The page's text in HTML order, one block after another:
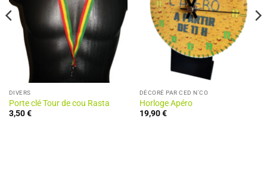
DIVERS
Porte clé Tour de cou Rasta
3,50€
DÉCORÉ PAR CED N'CO
Horloge Apéro
19,90€